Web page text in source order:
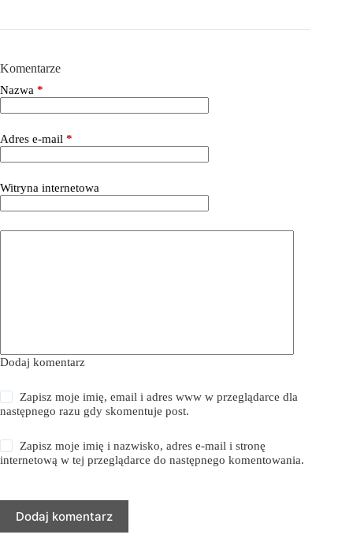
Komentarze
Nazwa *
Adres e-mail *
Witryna internetowa
Dodaj komentarz
Zapisz moje imię, email i adres www w przeglądarce dla
następnego razu gdy skomentuje post.
Zapisz moje imię i nazwisko, adres e-mail i stronę
internetową w tej przeglądarce do następnego komentowania.
Dodaj komentarz